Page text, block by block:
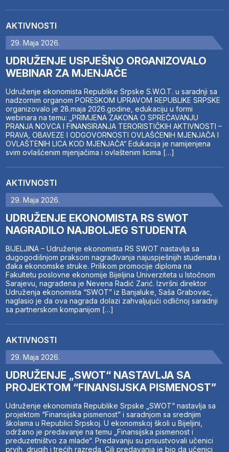
AKTIVNOSTI
29. Maja 2026.
UDRUŽENJE USPJEŠNO ORGANIZOVALO
WEBINAR ZA MJENJAČE
Udruženje ekonomista Republike Srpske S.W.O.T. u saradnji sa
nadzornim organom PORESKOM UPRAVOM REPUBLIKE SRPSKE
organizovalo je 28.maja 2026.godine, edukaciju u formi
webinara na temu: „PRIMJENA ZAKONA O SPREČAVANJU
PRANJA NOVCA I FINANSIRANJA TERORISTIČKIH AKTIVNOSTI –
PRAVA, OBAVEZE I ODGOVORNOSTI OVLAŠĆENIH MJENJAČA I
OVLAŠTENIH LICA KOD MJENJAČA“ Edukacija je namijenjena
svim ovlašćenim mjenjačima i ovlaštenim licima […]
AKTIVNOSTI
29. Maja 2026.
UDRUŽENJE EKONOMISTA RS SWOT
NAGRADILO NAJBOLJEG STUDENTA
BIJELJINA – Udruženje ekonomista RS SWOT nastavlja sa
dugogodišnjom praksom nagrađivanja najuspješnijih studenata i
đaka ekonomske struke. Prilikom promocije diploma na
Fakultetu poslovne ekonomije Bijeljina Univerziteta u Istočnom
Sarajevu, nagrađena je Nevena Radić Zarić. Izvršni direktor
Udruženja ekonomista “SWOT” iz Banjaluke, Saša Grabovac,
naglasio je da ova nagrada dolazi zahvaljujući odličnoj saradnji
sa partnerskom kompanijom […]
AKTIVNOSTI
29. Maja 2026.
UDRUŽENJE „SWOT“ NASTAVLJA SA
PROJEKTOM “FINANSIJSKA PISMENOST”
Udruženje ekonomista Republike Srpske „SWOT“ nastavlja sa
projektom “Finansijska pismenost” i saradnjom sa srednjim
školama u Republici Srpskoj. U ekonomskoj školi u Bijeljini,
održano je predavanje na temu „Finansijska pismenost i
preduzetništvo za mlade“. Predavanju su prisustvovali učenici
prvih, drugih i trećih razreda. Cilj predavanja je bio da učenici